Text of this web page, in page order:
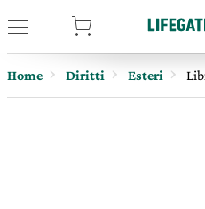
Home Diritti Esteri